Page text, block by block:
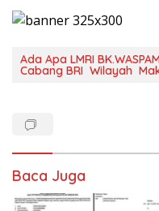
Ada Apa LMRI
Cabang BRI Wilayah
Baca Juga